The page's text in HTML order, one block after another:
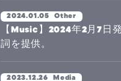
2024.01.05 Other
【Music】2024年2月7日
詞を提供。
2023.12.26 Media